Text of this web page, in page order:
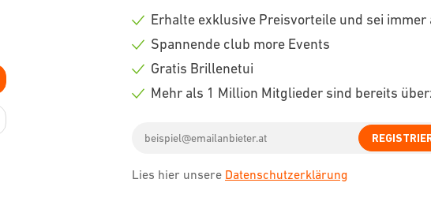
Check
Erhalte exklusive Preisvorteile und sei
Check
Spannende club more Events
Check
Gratis Brillenetui
Mehr als 1 Million Mitglieder sind bereits
address
Lies hier unsere Datenschutzerklärung